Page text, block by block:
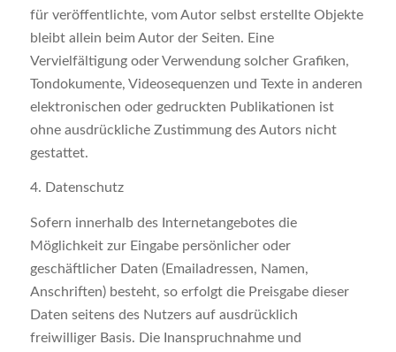
für veröffentlichte, vom Autor selbst erstellte Objekte
bleibt allein beim Autor der Seiten. Eine
Vervielfältigung oder Verwendung solcher Grafiken,
Tondokumente, Videosequenzen und Texte in anderen
elektronischen oder gedruckten Publikationen ist
ohne ausdrückliche Zustimmung des Autors nicht
gestattet.
4. Datenschutz
Sofern innerhalb des Internetangebotes die
Möglichkeit zur Eingabe persönlicher oder
geschäftlicher Daten (Emailadressen, Namen,
Anschriften) besteht, so erfolgt die Preisgabe dieser
Daten seitens des Nutzers auf ausdrücklich
freiwilliger Basis. Die Inanspruchnahme und